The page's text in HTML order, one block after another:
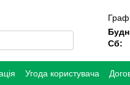
Сб:
Угода користувача